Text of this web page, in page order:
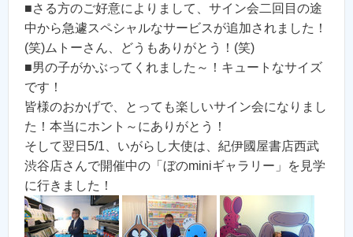
■さる方のご好意によりまして、サイン会二回目の途
中から急遽スペシャルなサービスが追加されました！
(笑)ムトーさん、どうもありがとう！(笑)
■男の子がかぶってくれました～！キュートなサイズ
です！
皆様のおかげで、とっても楽しいサイン会になりまし
た！本当にホント～にありがとう！
そして翌日5/1、いがらし大使は、紀伊國屋書店西武
渋谷店さんで開催中の「ぼのminiギャラリー」を見学
に行きました！